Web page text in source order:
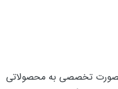
تخصصی به محصولاتی